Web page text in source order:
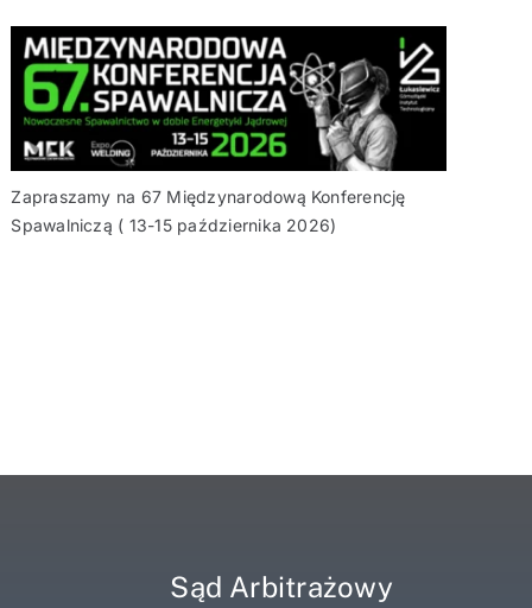
Zapraszamy na 67 Międzynarodową Konferencję
Spawalniczą ( 13-15 października 2026)
Sąd Arbitrażowy